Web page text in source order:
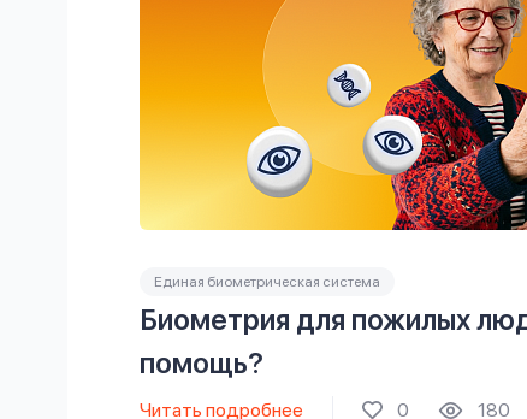
Единая биометрическая система
Биометрия для пожилых
помощь?
Читать подробнее 0 180